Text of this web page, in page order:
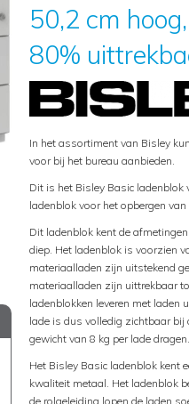
50,2 cm
80%
In het assortiment van Bisley
voor bij het bureau aanbieden.
Dit is het Bisley Basic ladenblok
ladenblok voor het opbergen
Dit ladenblok kent de
diep. Het ladenblok is voorzien
materiaalladen zijn uitstekend
materiaalladen zijn uittrekbaar
ladenblokken leveren met laden
lade is dus volledig zichtbaar bij
gewicht van 8 kg per lade dragen.
Het Bisley Basic ladenblok kent
kwaliteit metaal. Het ladenblok
de rolgeleiding lopen de laden